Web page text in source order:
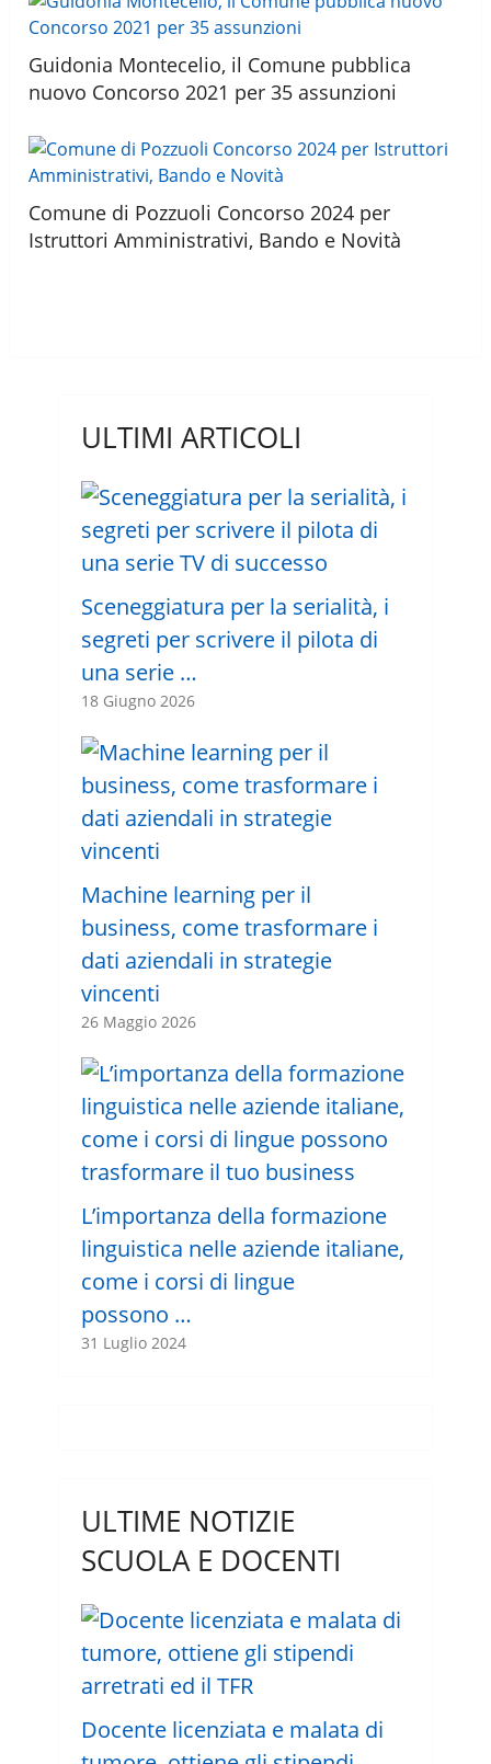
Guidonia Montecelio, il Comune pubblica
nuovo Concorso 2021 per 35 assunzioni
Comune di Pozzuoli Concorso 2024 per
Istruttori Amministrativi, Bando e Novità
ULTIMI ARTICOLI
Sceneggiatura per la serialità, i
segreti per scrivere il pilota di
una serie …
18 Giugno 2026
Machine learning per il
business, come trasformare i
dati aziendali in strategie
vincenti
26 Maggio 2026
L’importanza della formazione
linguistica nelle aziende italiane,
come i corsi di lingue
possono …
31 Luglio 2024
ULTIME NOTIZIE
SCUOLA E DOCENTI
Docente licenziata e malata di